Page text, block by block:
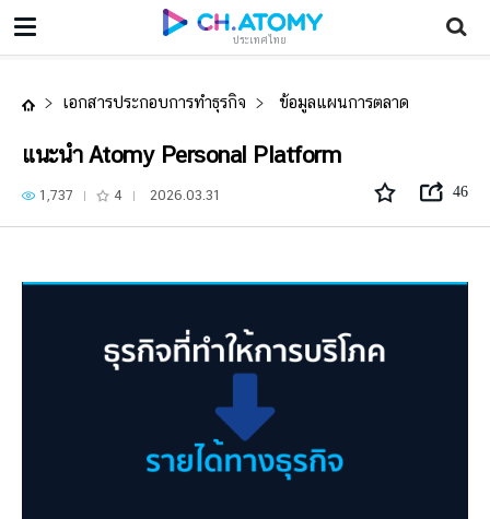
ประเทศไทย
แนะนำ Atomy Personal Platform
เอกสารประกอบการทำธุรกิจ ข้อมูลแผนการตลาด
แนะนำ Atomy Personal Platform
1,737 4 2026.03.31 46